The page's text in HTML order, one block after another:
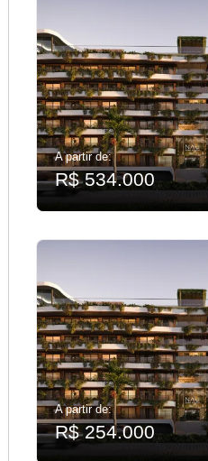
A partir de:
R$ 534.000
A partir de:
R$ 254.000